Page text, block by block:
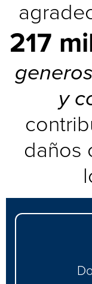
217
y
daños